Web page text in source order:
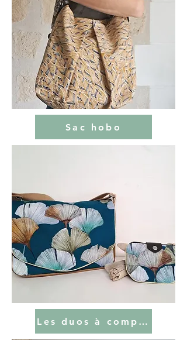
Sac hobo
Les duos à composer